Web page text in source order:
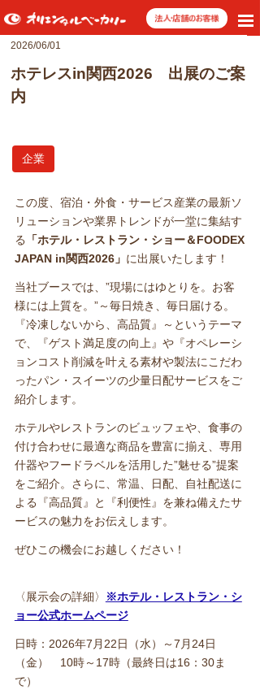
2026/06/01
ホテレスin関西2026 出展のご案
内
企業
この度、宿泊・外食・サービス産業の最新ソ
リューションや業界トレンドが一堂に集結す
る
「ホテル・レストラン・ショー＆FOODEX
JAPAN in関西2026」 に出展いたします！
当社ブースでは、”現場にはゆとりを。お客
様には上質を。”～毎日焼き、毎日届ける。
『冷凍しないから、高品質』～というテーマ
で、『ゲスト満足度の向上』や『オペレーシ
ョンコスト削減を叶える素材や製法にこだわ
ったパン・スイーツの少量日配サービスをご
紹介します。
ホテルやレストランのビュッフェや、食事の
付け合わせに最適な商品を豊富に揃え、専用
什器やフードラベルを活用した”魅せる”提案
をご紹介。さらに、常温、日配、自社配送に
よる『高品質』と『利便性』を兼ね備えたサ
ービスの魅力をお伝えします。
ぜひこの機会にお越しください！
〈展示会の詳細〉
※ホテル・レストラン・シ
ョー公式ホームページ
日時：2026年7月22日（水）～7月24日
（金） 10時～17時（最終日は16：30ま
で）